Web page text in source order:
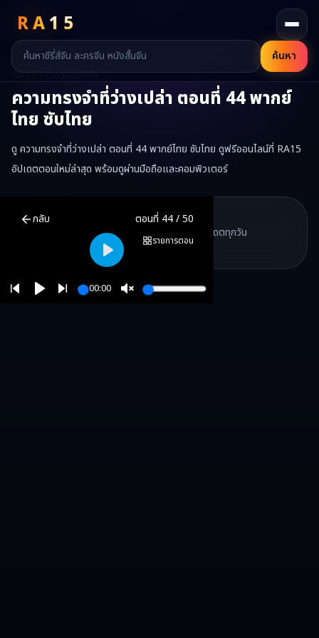
RA15
ค้นหา
RA15 / ตอนของซีรี่ส์
ความทรงจำที่ว่างเปล่า ตอนที่ 44พากย์
ไทย ซับไทย
ดู ความทรงจำที่ว่างเปล่า ตอนที่ 44 พากย์ไทย ซับไทย ดูฟรีออนไลน์ที่ RA15
อัปเดตตอนใหม่ล่าสุด พร้อมดูผ่านมือถือและคอมพิวเตอร์
กลับ ตอนที่ 44/50
รายการตอน
00:00
Play
พากย์ไทย ซับไทย ดูฟรีออนไลน์ —คว
RA15 เป็นเว็บไซต์ดูซีรี่ส์จีนออนไลน์ฟรี ที่รวบรวมหนังจีน ละครจีน มิ
RA15 Drama
RA15 Drama
รวมซีรี่ส์จีน ละครสั้น หนังแนวตั้ง พากย์ไทย อัปเดตทุกวัน
RA15 Drama